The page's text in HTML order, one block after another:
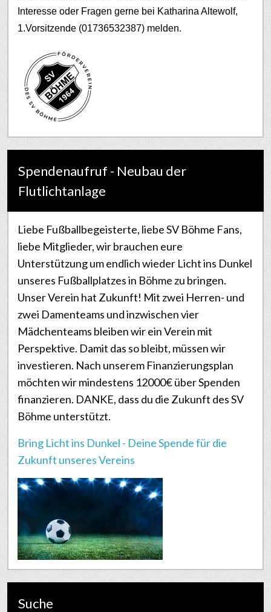
Interesse oder Fragen gerne bei Katharina Altewolf,
1.Vorsitzende (01736532387) melden.
Spendenaufruf - Neubau der
Flutlichtanlage
Liebe Fußballbegeisterte, liebe SV Böhme Fans,
liebe Mitglieder, wir brauchen eure
Unterstützung um endlich wieder Licht ins Dunkel
unseres Fußballplatzes in Böhme zu bringen.
Unser Verein hat Zukunft! Mit zwei Herren- und
zwei Damenteams und inzwischen vier
Mädchenteams bleiben wir ein Verein mit
Perspektive. Damit das so bleibt, müssen wir
investieren. Nach unserem Finanzierungsplan
möchten wir mindestens 12000€ über Spenden
finanzieren. DANKE, dass du die Zukunft des SV
Böhme unterstützt.
Bring Licht ins Dunkel - Deine Spende für die
Zukunft unseres Vereins
Suche